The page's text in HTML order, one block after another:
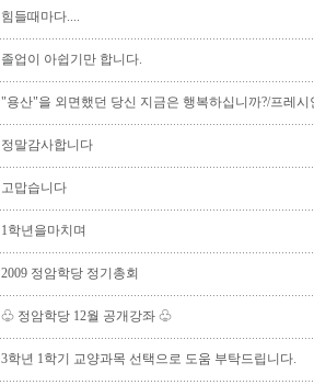
힘들때마다....
졸업이 아쉽기만 합니다.
"용산"을 외면했던 당신 지금은 행복하십니까?/프레시
정말감사합니다
고맙습니다
1학년을마치며
2009 정암학당 정기총회
♧ 정암학당 12월 공개강좌 ♧
3학년 1학기 교양과목 선택으로 도움 부탁드립니다.